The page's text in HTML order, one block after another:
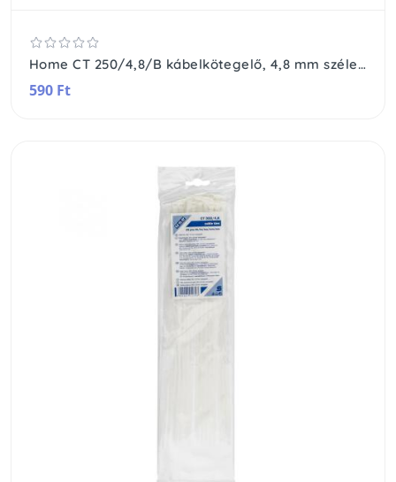
Home CT 250/4,8/B kábelkötegelő, 4,8 mm széles, 250 mm hosszú, 25 db, fekete
590 Ft